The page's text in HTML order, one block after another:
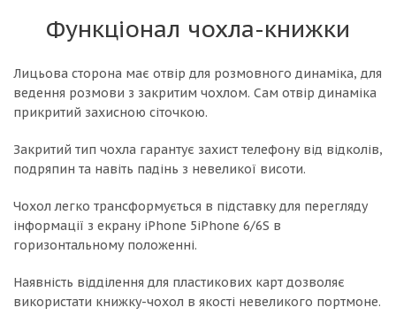
Функціонал чохла-книжки
Лицьова сторона має отвір для розмовного динаміка, для
ведення розмови з закритим чохлом. Сам отвір динаміка
прикритий захисною сіточкою.
Закритий тип чохла гарантує захист телефону від відколів,
подряпин та навіть падінь з невеликої висоти.
Чохол легко трансформується в підставку для перегляду
інформації з екрану iPhone 5iPhone 6/6S в
горизонтальному положенні.
Наявність відділення для пластикових карт дозволяє
використати книжку-чохол в якості невеликого портмоне.